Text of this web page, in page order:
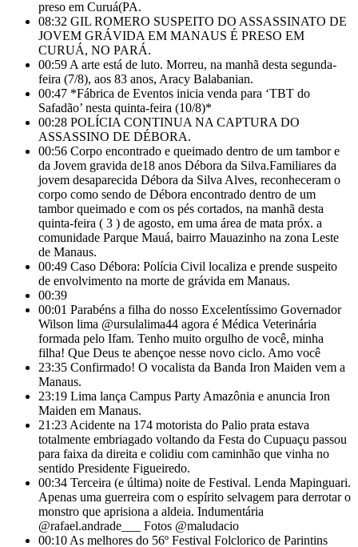
preso em Curuá(PA.
08:32 GIL ROMERO SUSPEITO DO ASSASSINATO DE
JOVEM GRÁVIDA EM MANAUS É PRESO EM
CURUÁ, NO PARÁ.
00:59 A arte está de luto. Morreu, na manhã desta segunda-
feira (7/8), aos 83 anos, Aracy Balabanian.
00:47 *Fábrica de Eventos inicia venda para ‘TBT do
Safadão’ nesta quinta-feira (10/8)*
00:28 POLÍCIA CONTINUA NA CAPTURA DO
ASSASSINO DE DÉBORA.
00:56 Corpo encontrado e queimado dentro de um tambor e
da Jovem gravida de18 anos Débora da Silva.Familiares da
jovem desaparecida Débora da Silva Alves, reconheceram o
corpo como sendo de Débora encontrado dentro de um
tambor queimado e com os pés cortados, na manhã desta
quinta-feira ( 3 ) de agosto, em uma área de mata próx. a
comunidade Parque Mauá, bairro Mauazinho na zona Leste
de Manaus.
00:49 Caso Débora: Polícia Civil localiza e prende suspeito
de envolvimento na morte de grávida em Manaus.
00:39
00:01 Parabéns a filha do nosso Excelentíssimo Governador
Wilson lima @ursulalima44 agora é Médica Veterinária
formada pelo Ifam. Tenho muito orgulho de você, minha
filha! Que Deus te abençoe nesse novo ciclo. Amo você
23:35 Confirmado! O vocalista da Banda Iron Maiden vem a
Manaus.
23:19 Lima lança Campus Party Amazônia e anuncia Iron
Maiden em Manaus.
21:23 Acidente na 174 motorista do Palio prata estava
totalmente embriagado voltando da Festa do Cupuaçu passou
para faixa da direita e colidiu com caminhão que vinha no
sentido Presidente Figueiredo.
00:34 Terceira (e última) noite de Festival. Lenda Mapinguari.
Apenas uma guerreira com o espírito selvagem para derrotar o
monstro que aprisiona a aldeia. Indumentária
@rafael.andrade___ Fotos @maludacio
00:10 As melhores do 56º Festival Folclorico de Parintins